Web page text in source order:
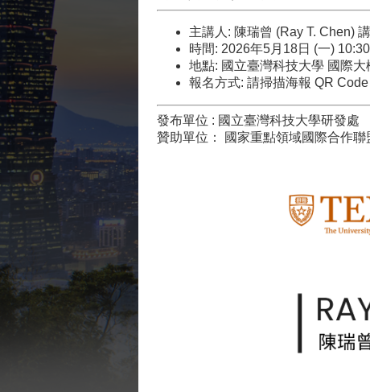
主講人: 陳瑞曾 (Ray T. Chen)
時間: 2026年5月18日 (一)
地點: 國立臺灣科技大學 國際大
報名方式: 請掃描海報 QR
發布單位 : 國立臺灣科技大學研發處
贊助單位： 國家重點領域國際合作聯